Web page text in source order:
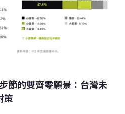
屋頂光電是血滴子、沒有管
光電皆有嚴格認證與安全管
陽光電發電設備標準》規
到維運亦依據《設置再生能
》，需由建築師、土木技師
明，特定情況下更須檢附結
展成熟且受制度規範的技
節的雙齊零願景：台灣未
策